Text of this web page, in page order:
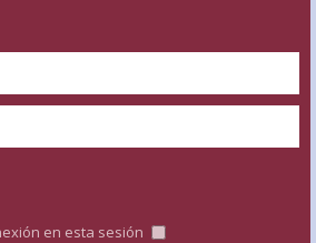
en esta sesión